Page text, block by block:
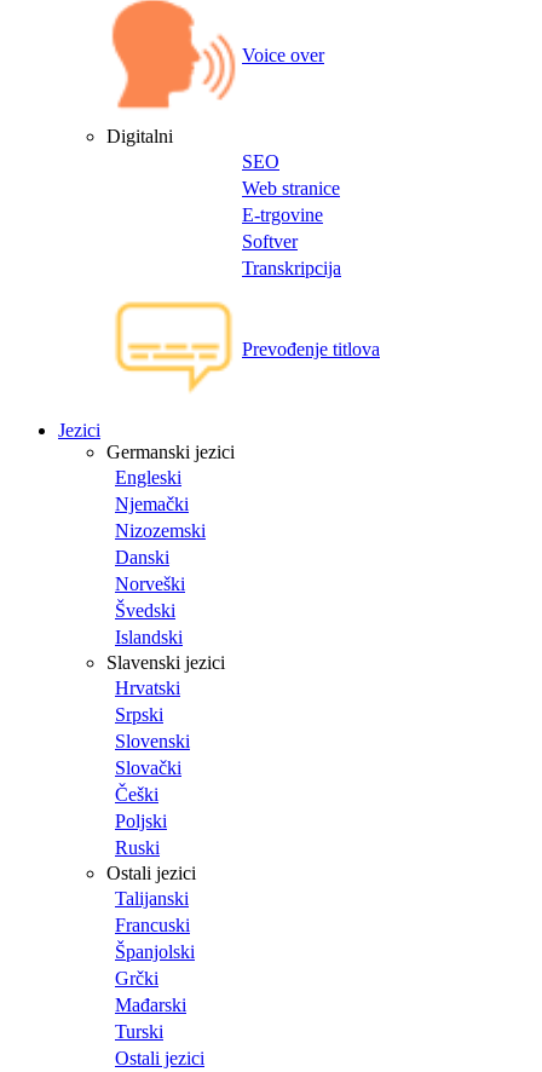
Voice over
Digitalni
SEO
Web stranice
E-trgovine
Softver
Transkripcija
Prevođenje titlova
Jezici
Germanski jezici
Engleski
Njemački
Nizozemski
Danski
Norveški
Švedski
Islandski
Slavenski jezici
Hrvatski
Srpski
Slovenski
Slovački
Češki
Poljski
Ruski
Ostali jezici
Talijanski
Francuski
Španjolski
Grčki
Mađarski
Turski
Ostali jezici